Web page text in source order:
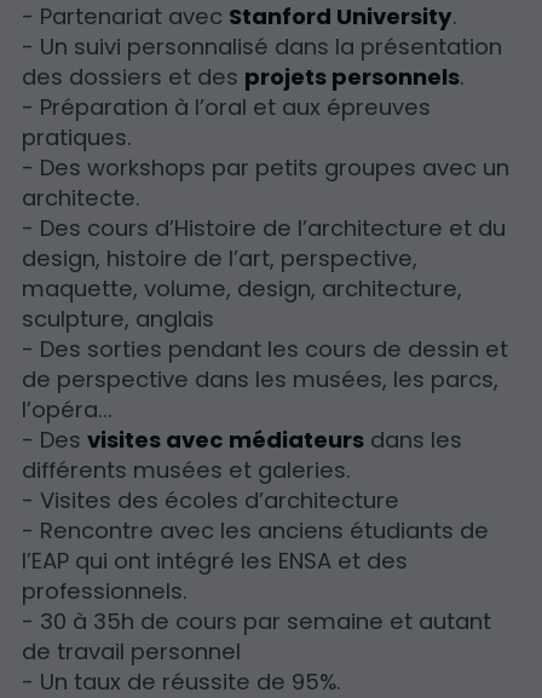
- Partenariat avec Stanford University.
- Un suivi personnalisé dans la présentation
des dossiers et des projets personnels.
- Préparation à l’oral et aux épreuves
pratiques.
- Des workshops par petits groupes avec un
architecte.
- Des cours d’Histoire de l’architecture et du
design, histoire de l’art, perspective,
maquette, volume, design, architecture,
sculpture, anglais
- Des sorties pendant les cours de dessin et
de perspective dans les musées, les parcs,
l’opéra...
- Desvisites avec médiateurs dans les
différents musées et galeries.
- Visites des écoles d’architecture
- Rencontre avec les anciens étudiants de
l’EAP qui ont intégré les ENSA et des
professionnels.
- 30 à 35h de cours par semaine et autant
de travail personnel
- Un taux de réussite de 95%.